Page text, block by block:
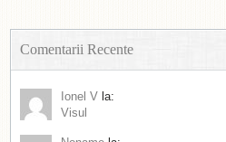
Comentarii Recente
Ionel V la:
Visul